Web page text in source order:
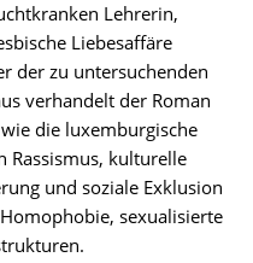
Lehrerin,
Liebesaffäre
der zu untersuchenden
verhandelt der Roman
die luxemburgische
Rassismus, kulturelle
und soziale Exklusion
sexualisierte